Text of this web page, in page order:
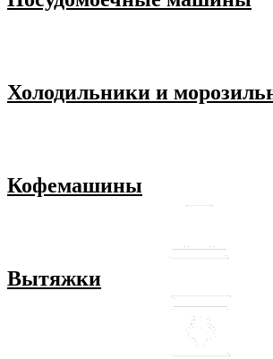
Холодильники и
Кофемашины
Вытяжки